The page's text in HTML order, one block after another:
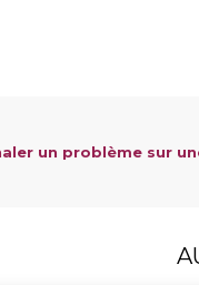
un problème sur